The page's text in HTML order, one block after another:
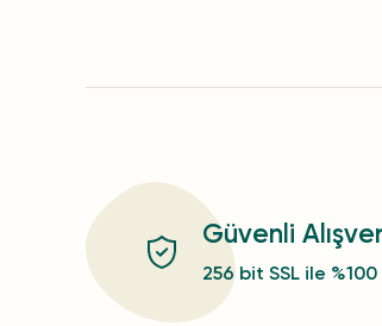
Güvenli
256 bit SSL ile